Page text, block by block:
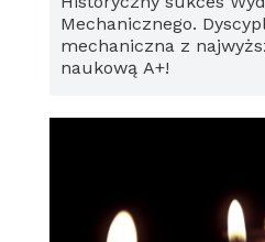
Mechanicznego.
mechaniczna z
naukową A+!